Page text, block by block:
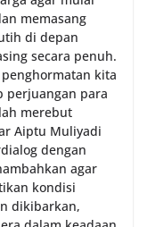
memasang
di depan
secara penuh.
kita
perjuangan para
merebut
Aiptu Muliyadi
dengan
agar
kondisi
dikibarkan,